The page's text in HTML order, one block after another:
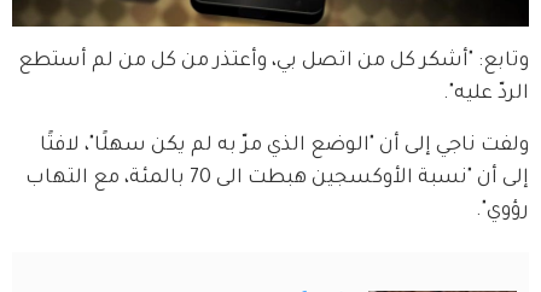
وتابع: "أشكر كل من اتصل بي، وأعتذر من كل من لم أستطع
الردّ عليه".
ولفت ناجي إلى أن "الوضع الذي مرّ به لم يكن سهلًا"، لافتًا
إلى أن "نسبة الأوكسجين هبطت الى 70 بالمئة، مع التهاب
رؤوي".